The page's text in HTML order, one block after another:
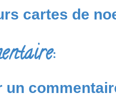
cartes de
un